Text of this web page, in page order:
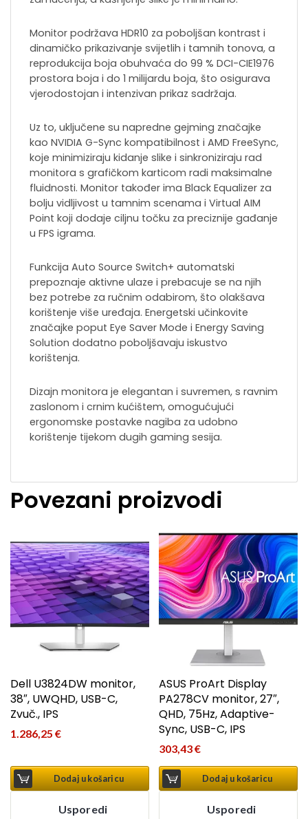
Monitor podržava HDR10 za poboljšan kontrast i
dinamičko prikazivanje svijetlih i tamnih tonova, a
reprodukcija boja obuhvaća do 99 % DCI-CIE1976
prostora boja i do 1 milijardu boja, što osigurava
vjerodostojan i intenzivan prikaz sadržaja.
Uz to, uključene su napredne gejming značajke
kao NVIDIA G-Sync kompatibilnost i AMD FreeSync,
koje minimiziraju kidanje slike i sinkroniziraju rad
monitora s grafičkom karticom radi maksimalne
fluidnosti. Monitor također ima Black Equalizer za
bolju vidljivost u tamnim scenama i Virtual AIM
Point koji dodaje ciljnu točku za preciznije gađanje
u FPS igrama.
Funkcija Auto Source Switch+ automatski
prepoznaje aktivne ulaze i prebacuje se na njih
bez potrebe za ručnim odabirom, što olakšava
korištenje više uređaja. Energetski učinkovite
značajke poput Eye Saver Mode i Energy Saving
Solution dodatno poboljšavaju iskustvo
korištenja.
Dizajn monitora je elegantan i suvremen, s ravnim
zaslonom i crnim kućištem, omogućujući
ergonomske postavke nagiba za udobno
korištenje tijekom dugih gaming sesija.
Povezani proizvodi
Dell U3824DW monitor,
38″, UWQHD, USB-C,
Zvuč., IPS
1.286,25 €
Dodaj u košaricu
Usporedi
ASUS ProArt Display
PA278CV monitor, 27″,
QHD, 75Hz, Adaptive-
Sync, USB-C, IPS
303,43€
Dodaj u košaricu
Usporedi